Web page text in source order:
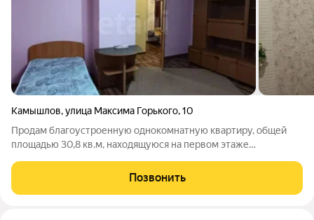
Камышлов,улица Максима Горького,10
Продам благоустроенную однокомнатную квартиру, общей
площадью 30,8 кв.м, находящуюся на первом этаже
Горького. В квартире выполнен косметический ремонт,
пластиковые окна, санузел совмещен. В
Позвонить